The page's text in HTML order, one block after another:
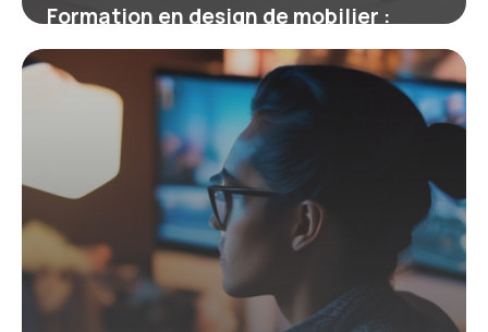
Formation en design de mobilier :
maîtrisez l’équilibre entre esthétique
et ergonomie
19 mai 2026